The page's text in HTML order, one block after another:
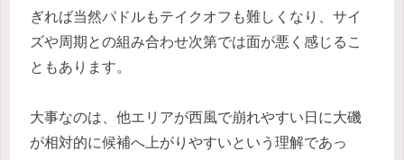
ぎれば当然パドルもテイクオフも難しくなり、サイ
ズや周期との組み合わせ次第では面が悪く感じるこ
ともあります。
大事なのは、他エリアが西風で崩れやすい日に大磯
が相対的に候補へ上がりやすいという理解であっ